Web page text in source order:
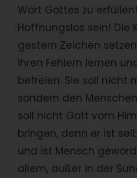
Wort Gottes zu
Hoffnungslos sein! Die
gestern Zeichen
ihren Fehlern lernen
befreien. Sie soll nicht
sondern den
soll nicht Gott vom
bringen, denn er ist
und ist Mensch
allem, außer in der